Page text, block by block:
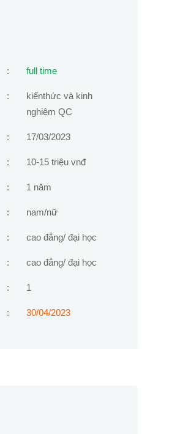
: full time
:
kiếnthức và kinh
nghiệm QC
: 17/03/2023
: 10-15 triệu vnđ
: 1 năm
: nam/nữ
: cao đẳng/ đại học
: cao đẳng/ đại học
: 1
: 30/04/2023